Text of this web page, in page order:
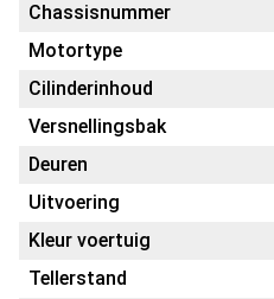
Chassisnummer
Motortype
Cilinderinhoud
Versnellingsbak
Deuren
Uitvoering
Kleur voertuig
Tellerstand